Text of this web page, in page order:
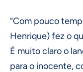
“Com pouco
Henrique) fez o
É muito claro o
para o inocente,